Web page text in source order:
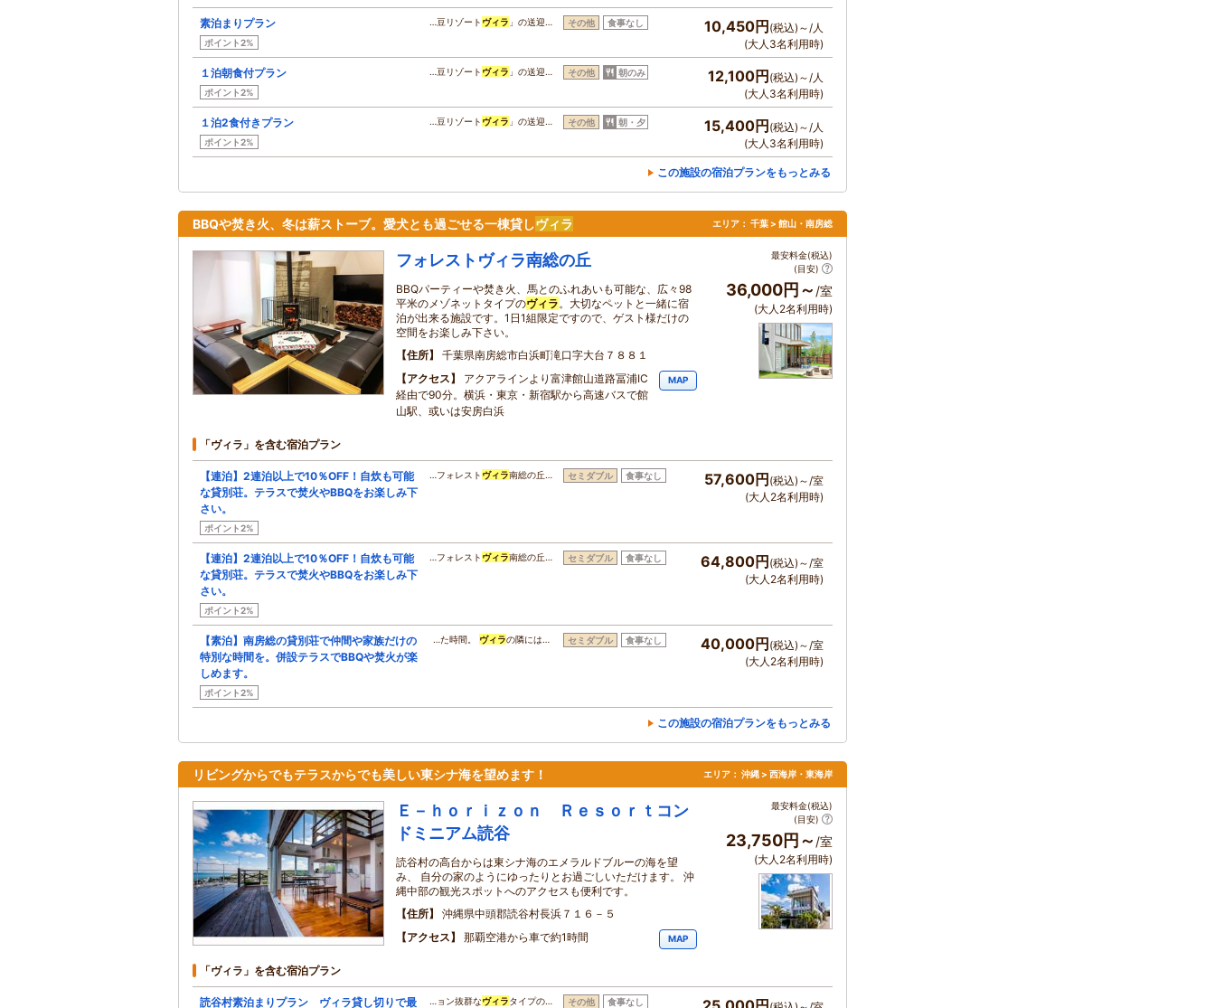
素泊まりプラン
ポイント2%
…豆リゾート ヴィラ 」の送迎… その他 食事なし 10,450円 (税込)～/人
(大人3名利用時)
１泊朝食付プラン
ポイント2%
…豆リゾート ヴィラ 」の送迎… その他 朝のみ 12,100円 (税込)～/人
(大人3名利用時)
１泊2食付きプラン
ポイント2%
…豆リゾート ヴィラ 」の送迎… その他 朝・夕 15,400円 (税込)～/人
(大人3名利用時)
この施設の宿泊プランをもっとみる
BBQや焚き火、冬は薪ストーブ。愛犬とも過ごせる一棟貸しヴィラ エリア： 千葉 > 館山・南房総
フォレストヴィラ南総の丘
BBQパーティーや焚き火、馬とのふれあいも可能な、広々98
平米のメゾネットタイプのヴィラ。大切なペットと一緒に宿
泊が出来る施設です。1日1組限定ですので、ゲスト様だけの
空間をお楽しみ下さい。
住所
千葉県南房総市白浜町滝口字大台７８８１
アクセス
アクアラインより富津館山道路冨浦IC
経由で90分。横浜・東京・新宿駅から高速バスで館
山駅、或いは安房白浜
MAP
最安料金(税込)
(目安)
36,000円～ /室
(大人2名利用時)
「ヴィラ」を含む宿泊プラン
【連泊】2連泊以上で10％OFF！自炊も可能
な貸別荘。テラスで焚火やBBQをお楽しみ下
さい。
ポイント2%
…フォレスト ヴィラ南総の丘… セミダブル 食事なし 57,600円 (税込)～/室
(大人2名利用時)
【連泊】2連泊以上で10％OFF！自炊も可能
な貸別荘。テラスで焚火やBBQをお楽しみ下
さい。
ポイント2%
…フォレスト ヴィラ南総の丘… セミダブル 食事なし 64,800円 (税込)～/室
(大人2名利用時)
【素泊】南房総の貸別荘で仲間や家族だけの
特別な時間を。併設テラスでBBQや焚火が楽
しめます。
ポイント2%
…た時間。 ヴィラの隣には… セミダブル 食事なし 40,000円 (税込)～/室
(大人2名利用時)
この施設の宿泊プランをもっとみる
リビングからでもテラスからでも美しい東シナ海を望めます！ エリア： 沖縄 > 西海岸・東海岸
Ｅ－ｈｏｒｉｚｏｎ Ｒｅｓｏｒｔコン
ドミニアム読谷
読谷村の高台からは東シナ海のエメラルドブルーの海を望
み、 自分の家のようにゆったりとお過ごしいただけます。 沖
縄中部の観光スポットへのアクセスも便利です。
住所
沖縄県中頭郡読谷村長浜７１６－５
アクセス
那覇空港から車で約1時間 MAP
最安料金(税込)
(目安)
23,750円～ /室
(大人2名利用時)
「ヴィラ」を含む宿泊プラン
読谷村素泊まりプラン ヴィラ貸し切りで最 …ョン抜群なヴィラタイプの… その他 食事なし